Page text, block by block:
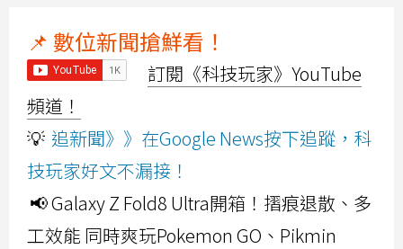
📌 數位新聞搶鮮看！
訂閱《科技玩家》YouTube
頻道！
💡 追新聞》》在Google News按下追蹤，科
技玩家好文不漏接！
📢 Galaxy Z Fold8 Ultra開箱！摺痕退散、多
工效能 同時爽玩Pokemon GO、Pikmin